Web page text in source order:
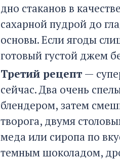
дно стаканов в
сахарной пудрой до
основы. Если ягоды
готовый густой джем
Третий рецепт —
сейчас. Два очень
блендером, затем
творога, двумя
меда или сиропа по
темным шоколадом,